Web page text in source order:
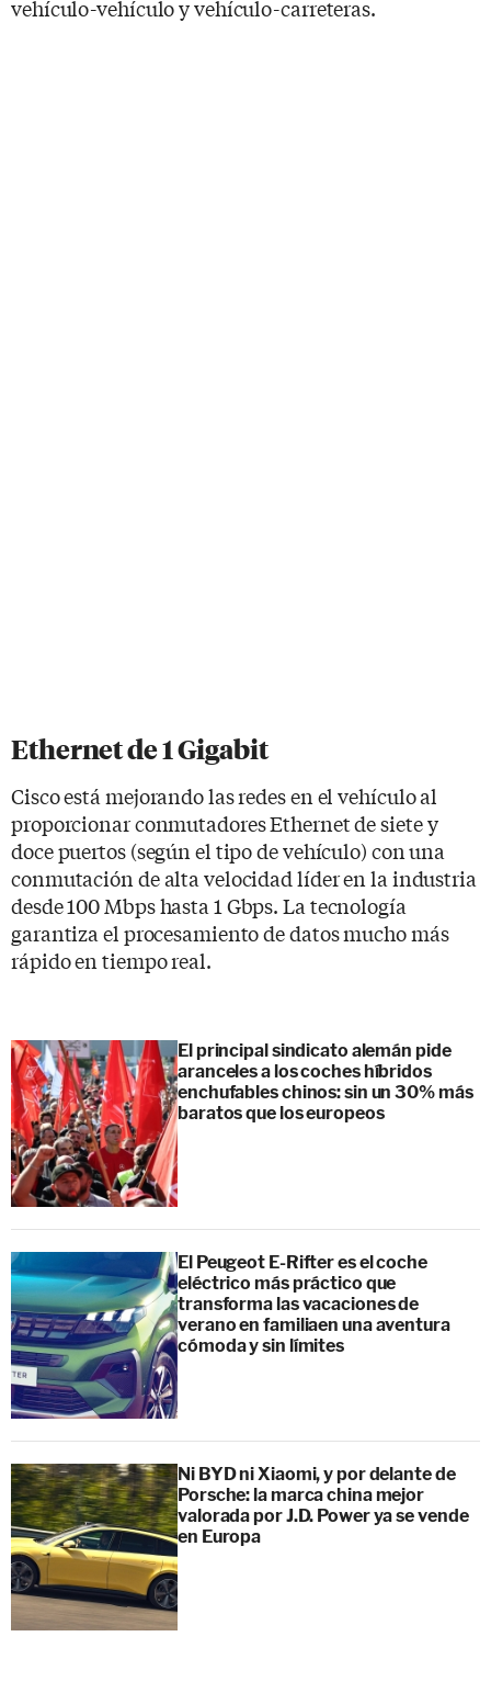
vehículo-vehículo y vehículo-carreteras.
Ethernet de 1 Gigabit
Cisco está mejorando las redes en el vehículo al
proporcionar conmutadores Ethernet de siete y
doce puertos (según el tipo de vehículo) con una
conmutación de alta velocidad líder en la industria
desde 100 Mbps hasta 1 Gbps. La tecnología
garantiza el procesamiento de datos mucho más
rápido en tiempo real.
El principal sindicato alemán pide
aranceles a los coches híbridos
enchufables chinos: sin un 30% más
baratos que los europeos
El Peugeot E-Rifter es el coche
eléctrico más práctico que
transforma las vacaciones de
verano en familiaen una aventura
cómoda y sin límites
Ni BYD ni Xiaomi, y por delante de
Porsche: la marca china mejor
valorada por J.D. Power ya se vende
en Europa